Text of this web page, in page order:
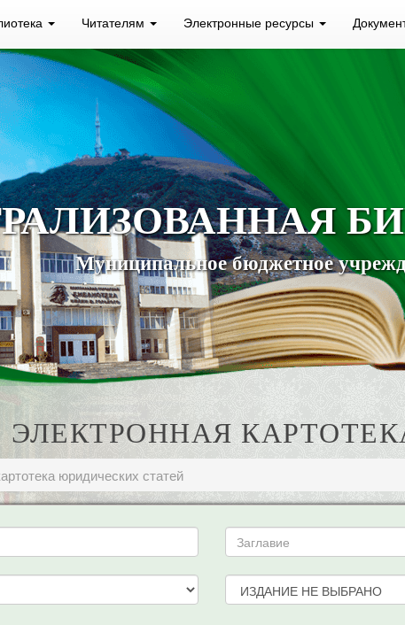
Читателям Электронные ресурсы
Муниципальное бюджетное
ЭЛЕКТРОННАЯ
юридических статей